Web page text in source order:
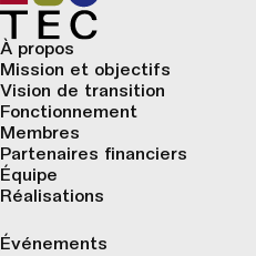
À propos
Mission et objectifs
Vision de transition
Fonctionnement
Membres
Partenaires financiers
Équipe
Réalisations
Événements